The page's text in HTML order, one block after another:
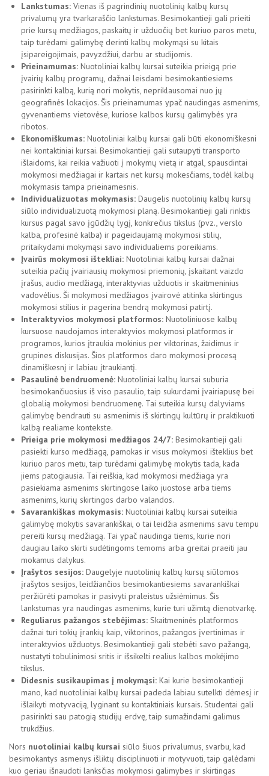
Lankstumas: Vienas iš pagrindinių nuotolinių kalbų kursų
privalumų yra tvarkaraščio lankstumas. Besimokantieji gali prieiti
prie kursų medžiagos, paskaitų ir užduočių bet kuriuo paros metu,
taip turėdami galimybę derinti kalbų mokymąsi su kitais
įsipareigojimais, pavyzdžiui, darbu ar studijomis.
Prieinamumas: Nuotoliniai kalbų kursai suteikia prieigą prie
įvairių kalbų programų, dažnai leisdami besimokantiesiems
pasirinkti kalbą, kurią nori mokytis, nepriklausomai nuo jų
geografinės lokacijos. Šis prieinamumas ypač naudingas asmenims,
gyvenantiems vietovėse, kuriose kalbos kursų galimybės yra
ribotos.
Ekonomiškumas: Nuotoliniai kalbų kursai gali būti ekonomiškesni
nei kontaktiniai kursai. Besimokantieji gali sutaupyti transporto
išlaidoms, kai reikia važiuoti į mokymų vietą ir atgal, spausdintai
mokymosi medžiagai ir kartais net kursų mokesčiams, todėl kalbų
mokymasis tampa prieinamesnis.
Individualizuotas mokymasis: Daugelis nuotolinių kalbų kursų
siūlo individualizuotą mokymosi planą. Besimokantieji gali rinktis
kursus pagal savo įgūdžių lygį, konkrečius tikslus (pvz., verslo
kalba, profesinė kalba) ir pageidaujamą mokymosi stilių,
pritaikydami mokymąsi savo individualiems poreikiams.
Įvairūs mokymosi ištekliai: Nuotoliniai kalbų kursai dažnai
suteikia pačių įvairiausių mokymosi priemonių, įskaitant vaizdo
įrašus, audio medžiagą, interaktyvias užduotis ir skaitmeninius
vadovėlius. Ši mokymosi medžiagos įvairovė atitinka skirtingus
mokymosi stilius ir pagerina bendrą mokymosi patirtį.
Interaktyvios mokymosi platformos: Nuotoliniuose kalbų
kursuose naudojamos interaktyvios mokymosi platformos ir
programos, kurios įtraukia mokinius per viktorinas, žaidimus ir
grupines diskusijas. Šios platformos daro mokymosi procesą
dinamiškesnį ir labiau įtraukiantį.
Pasaulinė bendruomenė: Nuotoliniai kalbų kursai suburia
besimokančiuosius iš viso pasaulio, taip sukurdami įvairiapusę bei
globalią mokymosi bendruomenę. Tai suteikia kursų dalyviams
galimybę bendrauti su asmenimis iš skirtingų kultūrų ir praktikuoti
kalbą realiame kontekste.
Prieiga prie mokymosi medžiagos 24/7: Besimokantieji gali
pasiekti kurso medžiagą, pamokas ir visus mokymosi išteklius bet
kuriuo paros metu, taip turėdami galimybę mokytis tada, kada
jiems patogiausia. Tai reiškia, kad mokymosi medžiaga yra
pasiekiama asmenims skirtingose ​​laiko juostose arba tiems
asmenims, kurių skirtingos darbo valandos.
Savarankiškas mokymasis: Nuotoliniai kalbų kursai suteikia
galimybę mokytis savarankiškai, o tai leidžia asmenims savu tempu
pereiti kursų medžiagą. Tai ypač naudinga tiems, kurie nori
daugiau laiko skirti sudėtingoms temoms arba greitai praeiti jau
mokamus dalykus.
Įrašytos sesijos: Daugelyje nuotolinių kalbų kursų siūlomos
įrašytos sesijos, leidžiančios besimokantiesiems savarankiškai
peržiūrėti pamokas ir pasivyti praleistus užsiėmimus. Šis
lankstumas yra naudingas asmenims, kurie turi užimtą dienotvarkę.
Reguliarus pažangos stebėjimas: Skaitmeninės platformos
dažnai turi tokių įrankių kaip, viktorinos, pažangos įvertinimas ir
interaktyvios užduotys. Besimokantieji gali stebėti savo pažangą,
nustatyti tobulinimosi sritis ir išsikelti realius kalbos mokėjimo
tikslus.
Didesnis susikaupimas į mokymąsi: Kai kurie besimokantieji
mano, kad nuotoliniai kalbų kursai padeda labiau sutelkti dėmesį ir
išlaikyti motyvaciją, lyginant su kontaktiniais kursais. Studentai gali
pasirinkti sau patogią studijų erdvę, taip sumažindami galimus
trukdžius.
Nors nuotoliniai kalbų kursai siūlo šiuos privalumus, svarbu, kad
besimokantys asmenys išliktų disciplinuoti ir motyvuoti, taip galėdami
kuo geriau išnaudoti lanksčias mokymosi galimybes ir skirtingas